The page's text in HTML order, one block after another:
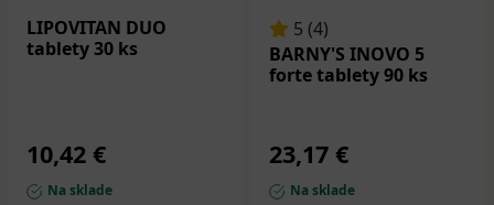
LIPOVITAN DUO
tablety 30 ks
10,42 €
Na sklade
5 (4)
BARNY'S INOVO 5
forte tablety 90 ks
23,17 €
Na sklade